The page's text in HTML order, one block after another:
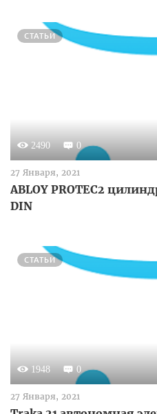
СТАТЬИ
2490 0
27 Января, 2021
ABLOY PROTEC2
DIN
СТАТЬИ
1948 0
27 Января, 2021